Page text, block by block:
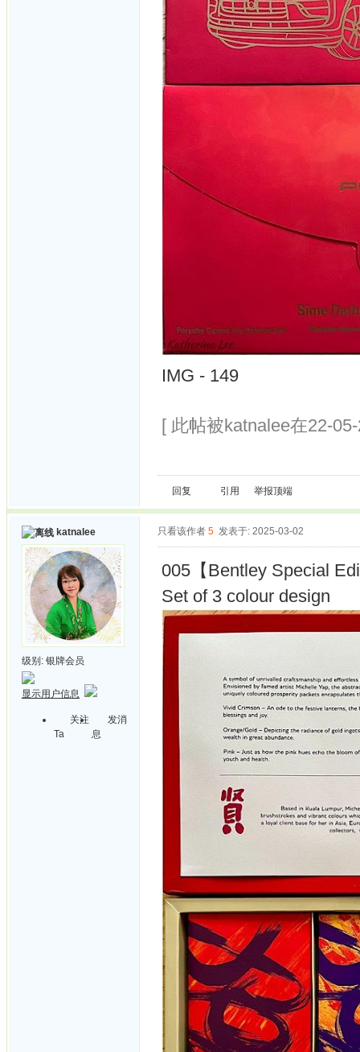
IMG - 149
[ 此帖被katnalee在22-
回复 引用 举报顶端
katnalee
级别: 银牌会员
显示用户信息
关注
Ta
发消
息
只看该作者 5 发表于: 2025-03-02
005【Bentley Special
Set of 3 colour design